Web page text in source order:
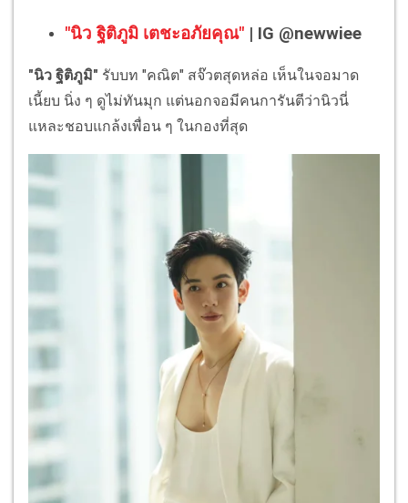
"นิว ฐิติภูมิ เตชะอภัยคุณ" | IG @newwiee
"นิว ฐิติภูมิ" รับบท "คณิต" สจ๊วตสุดหล่อ เห็นในจอมาด
เนี้ยบ นิ่ง ๆ ดูไม่ทันมุก แต่นอกจอมีคนการันตีว่านิวนี่
แหละชอบแกล้งเพื่อน ๆ ในกองที่สุด